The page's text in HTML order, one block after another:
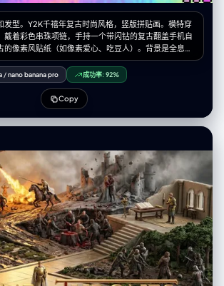
发型。Y2K千禧年复古时尚风格，竖版拼贴画。模特穿
戴着彩色串珠项链，手持一个带闪钻的复古翻盖手机自
的像素风贴纸（如像素爱心、吃豆人）。背景是全息镭
着CD光盘和旧电脑窗口弹窗的图案。周围有3-4个拍
示不同角度。高饱和度色彩，迷幻电子感，时尚杂志封
/nano banana pro 成功率: 92%
Copy